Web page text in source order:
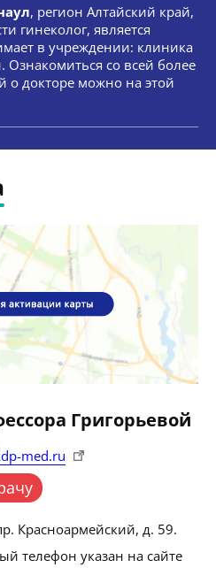
, регион Алтайский край,
гинеколог, является
в учреждении: клиника
Ознакомиться со всей более
докторе можно на этой
Григорьевой
med.ru
Красноармейский, д. 59.
телефон указан на сайте